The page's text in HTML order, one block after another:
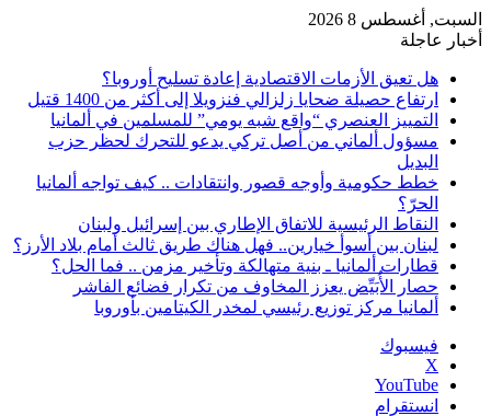
السبت, أغسطس 8 2026
أخبار عاجلة
هل تعيق الأزمات الاقتصادية إعادة تسليح أوروبا؟
ارتفاع حصيلة ضحايا زلزالي فنزويلا إلى أكثر من 1400 قتيل
التمييز العنصري “واقع شبه يومي” للمسلمين في ألمانيا
مسؤول ألماني من أصل تركي يدعو للتحرك لحظر حزب
البديل
خطط حكومية وأوجه قصور وانتقادات .. كيف تواجه ألمانيا
الحرّ؟
النقاط الرئيسية للاتفاق الإطاري بين إسرائيل ولبنان
لبنان بين أسوأ خيارين.. فهل هناك طريق ثالث أمام بلاد الأرز؟
قطارات ألمانيا ـ بنية متهالكة وتأخير مزمن .. فما الحل؟
حصار الأُبَيِّض يعزز المخاوف من تكرار فضائع الفاشر
ألمانيا مركز توزيع رئيسي لمخدر الكيتامين بأوروبا
فيسبوك
‫X
‫YouTube
انستقرام